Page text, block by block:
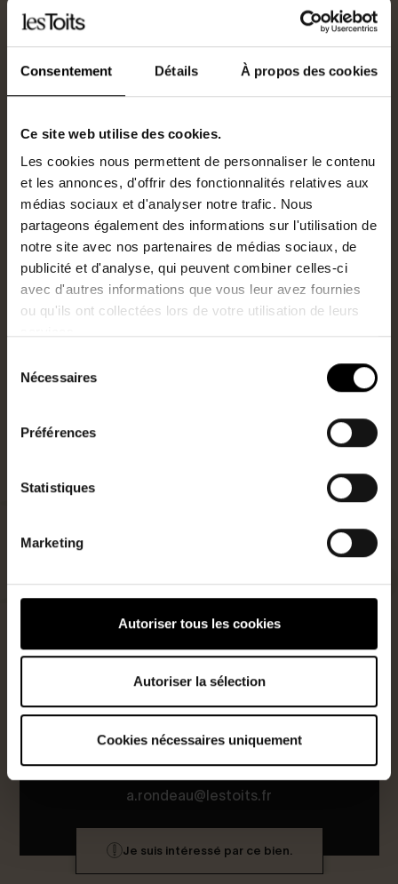
Consentement Détails À propos des cookies
Ce site web utilise des cookies.
Les cookies nous permettent de personnaliser le contenu
et les annonces, d'offrir des fonctionnalités relatives aux
médias sociaux et d'analyser notre trafic. Nous
partageons également des informations sur l'utilisation de
notre site avec nos partenaires de médias sociaux, de
publicité et d'analyse, qui peuvent combiner celles-ci
avec d'autres informations que vous leur avez fournies
ou qu'ils ont collectées lors de votre utilisation de leurs
Nécessaires
Préférences
Statistiques
Marketing
Autoriser tous les cookies
Autoriser la sélection
Cookies nécessaires uniquement
Situé dans un hameau au calme
A 5 min du Landreau et 7 min de Vallet
Dépendance attenante aménageable
Jardinet sur l’arrière
Chauffage pompe à chaleur et insert bois
Ce bien n'est pas soumis au DPE
ref.2962RON
Agent commercial
0668321138
a.rondeau@lestoits.fr
Je suis intéressé par ce bien.